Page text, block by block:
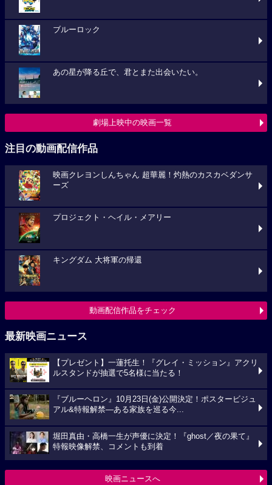
ブルーロック
あの星が降る丘で、君とまた出会いたい。
劇場上映中の映画一覧
注目の動画配信作品
映画クレヨンしんちゃん 超華麗！灼熱のカスカベダンサ
ーズ
プロジェクト・ヘイル・メアリー
キングダム 大将軍の帰還
動画配信作品をチェック
最新映画ニュース
【プレゼント】一蓮托生！『グレイ・ミッション』アクリ
ルスタンドが抽選で5名様に当たる！
『ブルーヘロン』10月23日(金)公開決定！ポスタービジュ
アル&特報解禁―ある家族を巡る今...
堀田真由・高橋一生が声優に決定！『ghost／夜の果て』
特報映像解禁、コメントも到着
映画ニュースへ